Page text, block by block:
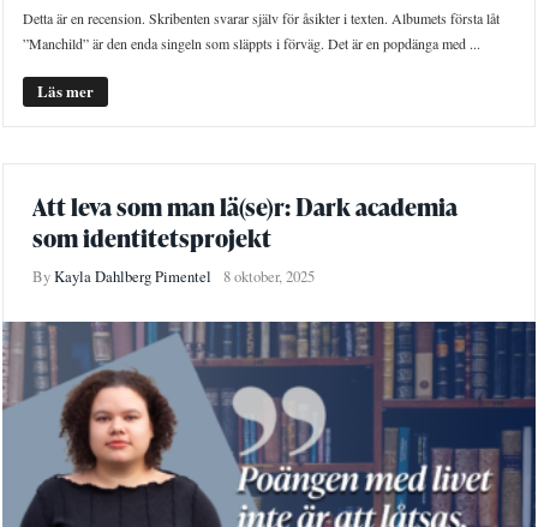
Detta är en recension. Skribenten svarar själv för åsikter i texten. Albumets första låt
”Manchild” är den enda singeln som släppts i förväg. Det är en popdänga med ...
Läs mer
Att leva som man lä(se)r: Dark academia
som identitetsprojekt
ByKayla Dahlberg Pimentel 8 oktober, 2025